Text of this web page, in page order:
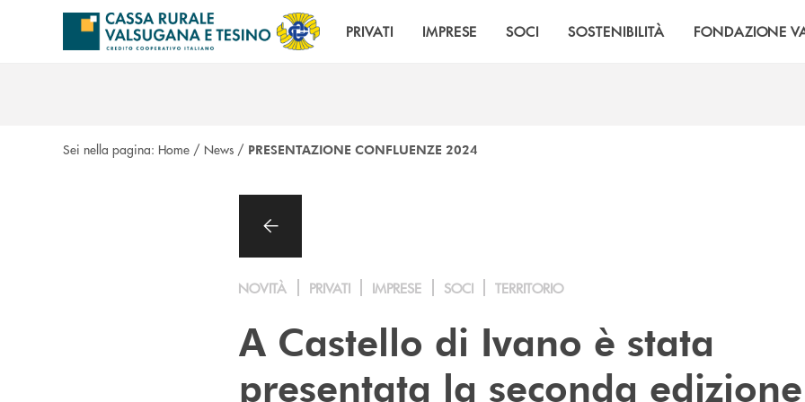
Salta al contenuto principale
PRIVATI IMPRESE SOCI SOSTENIBILITÀ FONDAZIONE
Sei nella pagina: Home / News / PRESENTAZIONE CONFLUENZE 2024
NOVITÀ PRIVATI IMPRESE SOCI TERRITORIO
A Castello di Ivano è stata
presentata la seconda